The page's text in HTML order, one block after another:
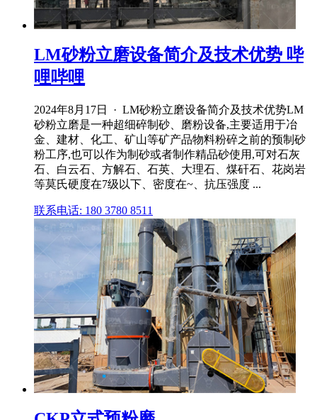
LM砂粉立磨设备简介及技术优势 哔
哩哔哩
2024年8月17日 · LM砂粉立磨设备简介及技术优势LM
砂粉立磨是一种超细碎制砂、磨粉设备,主要适用于冶
金、建材、化工、矿山等矿产品物料粉碎之前的预制砂
粉工序,也可以作为制砂或者制作精品砂使用,可对石灰
石、白云石、方解石、石英、大理石、煤矸石、花岗岩
等莫氏硬度在7级以下、密度在~、抗压强度 ...
联系电话: 180 3780 8511